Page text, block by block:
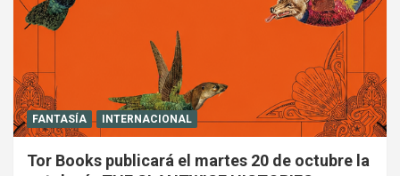
FANTASÍA INTERNACIONAL
Tor Books publicará el martes 20 de octubre la